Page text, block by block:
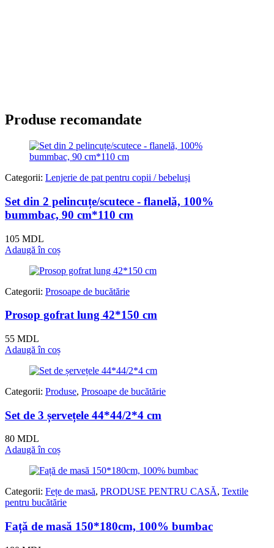
Produse recomandate
Categorii: Lenjerie de pat pentru copii / bebeluși
Set din 2 pelincuțe/scutece - flanelă, 100%
bummbac, 90 cm*110 cm
105 MDL
Adaugă în coș
Categorii: Prosoape de bucătărie
Prosop gofrat lung 42*150 cm
55 MDL
Adaugă în coș
Categorii: Produse, Prosoape de bucătărie
Set de 3 șervețele 44*44/2*4 cm
80 MDL
Adaugă în coș
Categorii: Fețe de masă, PRODUSE PENTRU CASĂ, Textile
pentru bucătărie
Față de masă 150*180cm, 100% bumbac